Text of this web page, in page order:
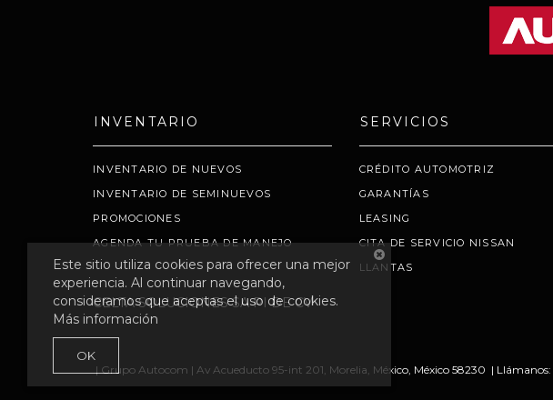
INVENTARIO
INVENTARIO DE NUEVOS
INVENTARIO DE SEMINUEVOS
PROMOCIONES
AGENDA TU PRUEBA DE MANEJO
SERVICIOS
CRÉDITO AUTOMOTRIZ
GARANTÍAS
LEASING
CITA DE SERVICIO NISSAN
LLANTAS
CELTA SOLUCIONES SA PI DE CV
| Grupo Autocom | Av Acueducto 95-int 201, Morelia, México, México 58230 | Llámanos:
Este sitio utiliza cookies para ofrecer una mejor
experiencia. Al continuar navegando,
consideramos que aceptas el uso de cookies.
Más información
OK